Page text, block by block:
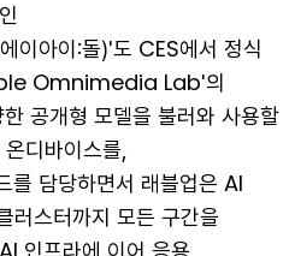
이아이:돌)'도 CES에서 정식
Omnimedia Lab'의
공개형 모델을 불러와 사용할
디바이스를,
담당하면서 래블업은 AI
러스터까지 모든 구간을
인프라에 이어 응용